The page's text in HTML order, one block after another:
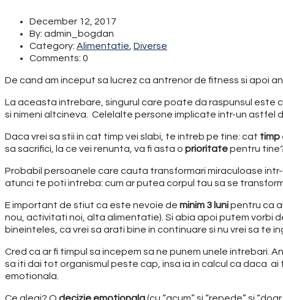
December 12, 2017
By: admin_bogdan
Category: Alimentatie Diverse
Comments: 0
De cand am inceput sa lucrez ca antrenor de fitness si apoi
La aceasta intrebare, singurul care poate da raspunsul este
si nimeni altcineva. Celelalte persone implicate intr-un astfel
Daca vrei sa stii in cat timp vei slabi, te intreb pe tine: cat timp
sa sacrifici, la ce vei renunta, va fi asta o prioritatepentru
Probabil persoanele care cauta transformari miraculoase
atunci te poti intreba: cum ar putea corpul tau sa se
E important de stiut ca este nevoie de minim 3 lunipentru ca
nou, activitati noi, alta alimentatie). Si abia apoi putem vorbi
bineinteles, ca vrei sa arati bine in continuare si nu vrei sa te
Cred ca ar fi timpul sa incepem sa ne punem unele
sa iti dai tot organismul peste cap, insa ia in calcul ca daca
emotionala.